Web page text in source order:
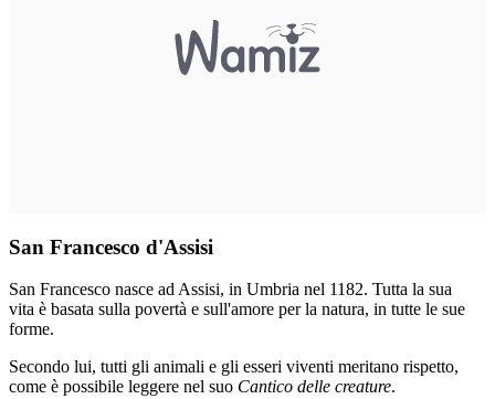
San Francesco d'Assisi
San Francesco nasce ad Assisi, in Umbria nel 1182. Tutta la sua
vita è basata sulla povertà e sull'amore per la natura, in tutte le sue
forme.
Secondo lui, tutti gli animali e gli esseri viventi meritano rispetto,
come è possibile leggere nel suo Cantico delle creature.